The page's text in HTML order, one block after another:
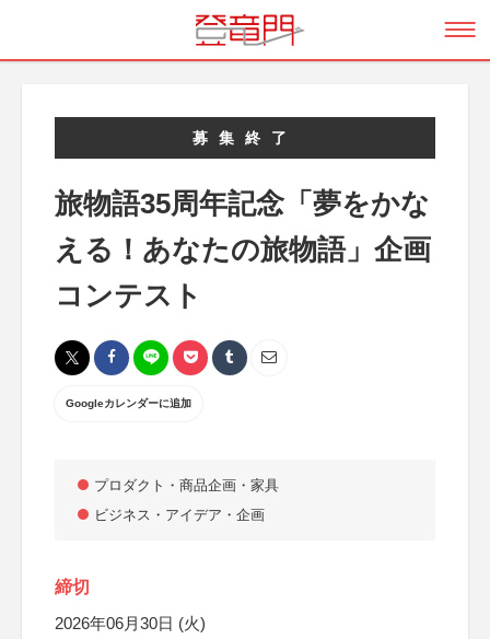
募集終了
旅物語35周年記念「夢をかな
える！あなたの旅物語」企画
コンテスト
Googleカレンダーに追加
プロダクト・商品企画・家具
ビジネス・アイデア・企画
締切
2026年06月30日 (火)